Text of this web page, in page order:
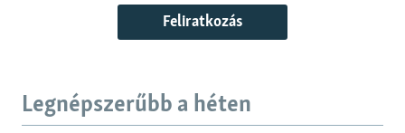
Feliratkozás
Legnépszerűbb a héten